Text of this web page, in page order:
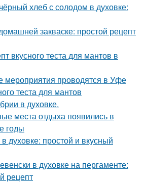
хлеб с солодом в духовке:
закваске: простой рецепт
вкусного теста для мантов в
мероприятия проводятся в Уфе
теста для мантов
в духовке.
места отдыха появились в
годы
духовке: простой и вкусный
в духовке на пергаменте:
рецепт